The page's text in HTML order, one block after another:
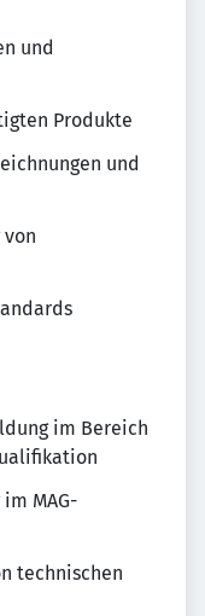
und
Produkte
und
im Bereich
MAG-
technischen